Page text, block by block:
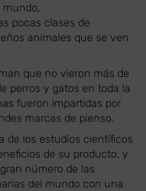
mundo,
pocas clases de
animales que se ven
que no vieron más de
perros y gatos en toda la
fueron impartidas por
marcas de pienso.
de los estudios científicos
de su producto, y
número de las
del mundo con una